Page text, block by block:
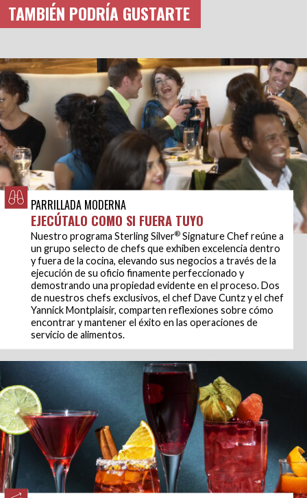
TAMBIÉN PODRÍA GUSTARTE
PARRILLADA MODERNA
EJECÚTALO COMO SI FUERA TUYO
Nuestro programa Sterling Silver® Signature Chef reúne a
un grupo selecto de chefs que exhiben excelencia dentro
y fuera de la cocina, elevando sus negocios a través de la
ejecución de su oficio finamente perfeccionado y
demostrando una propiedad evidente en el proceso. Dos
de nuestros chefs exclusivos, el chef Dave Cuntz y el chef
Yannick Montplaisir, comparten reflexiones sobre cómo
encontrar y mantener el éxito en las operaciones de
servicio de alimentos.